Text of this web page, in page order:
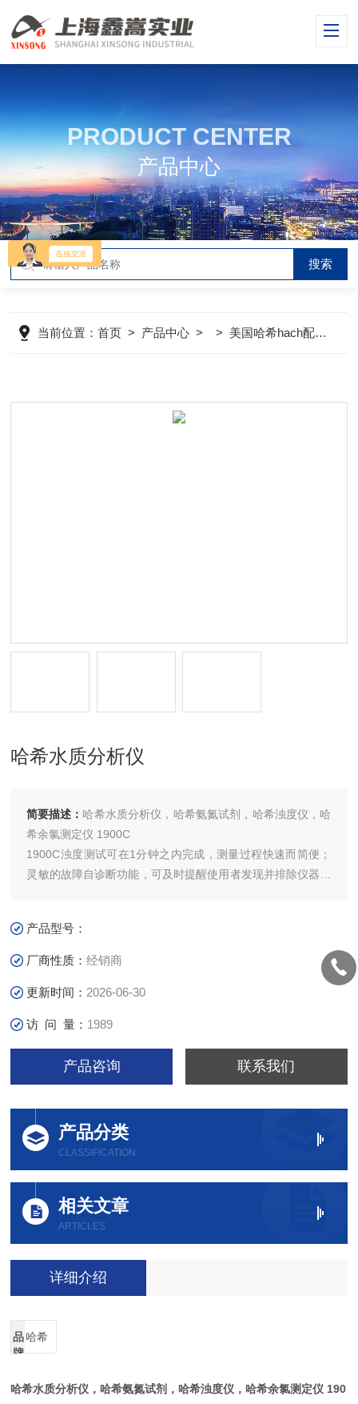
PRODUCT CENTER
产品中心
当前位置：首页 > 产品中心 > > 美国哈希hach配件
哈希水质分析仪
简要描述： 哈希水质分析仪，哈希氨氮试剂，哈希浊度仪，哈
希余氯测定仪 1900C
1900C浊度测试可在1分钟之内完成，测量过程快速而简便；
灵敏的故障自诊断功能，可及时提醒使用者发现并排除仪器故
产品型号：
厂商性质：经销商
更新时间： 2026-06-30
访 问 量： 1989
产品咨询 联系我们
产品分类
CLASSIFICATION
相关文章
ARTICLES
详细介绍
品
牌
哈希
哈希水质分析仪，哈希氨氮试剂，哈希浊度仪，哈希余氯测定仪 190